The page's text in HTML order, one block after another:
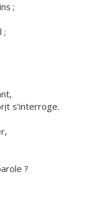
;
;
it s’interroge.
?